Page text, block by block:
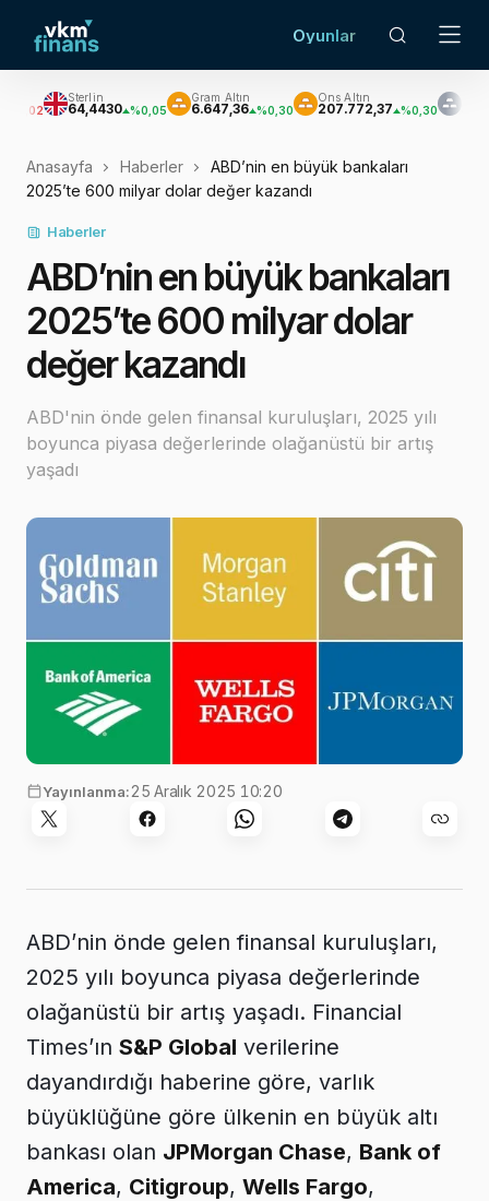
Oyunlar
%0,05
Gram Altın
6.647,36 %0,30
Ons Altın
207.772,37 %0,30 3.060,73
Anasayfa Haberler
ABD’nin en büyük bankaları
2025’te 600 milyar dolar değer kazandı
Haberler
ABD’nin en büyük bankaları
2025’te 600 milyar dolar
değer kazandı
ABD'nin önde gelen finansal kuruluşları, 2025 yılı
boyunca piyasa değerlerinde olağanüstü bir artış
yaşadı
Yayınlanma:25 Aralık 2025 10:20
ABD’nin önde gelen finansal kuruluşları,
2025 yılı boyunca piyasa değerlerinde
olağanüstü bir artış yaşadı. Financial
Times’ın S&P Global verilerine
dayandırdığı haberine göre, varlık
büyüklüğüne göre ülkenin en büyük altı
bankası olan JPMorgan Chase, Bank of
America, Citigroup, Wells Fargo,